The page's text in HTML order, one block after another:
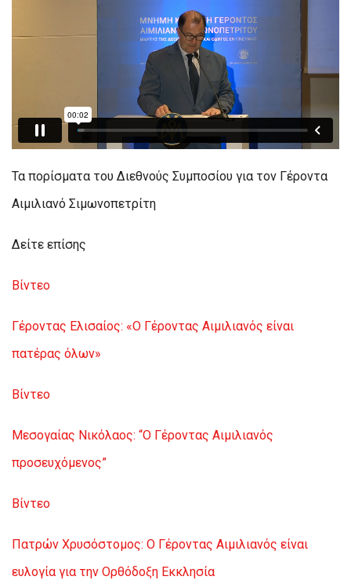
Τα πορίσματα του Διεθνούς Συμποσίου για τον Γέροντα
Αιμιλιανό Σιμωνοπετρίτη
Δείτε επίσης
Βίντεο
Γέροντας Ελισαίος: «Ο Γέροντας Αιμιλιανός είναι
πατέρας όλων»
Βίντεο
Μεσογαίας Νικόλαος: “Ο Γέροντας Αιμιλιανός
προσευχόμενος”
Βίντεο
Πατρών Χρυσόστομος: Ο Γέροντας Αιμιλιανός είναι
ευλογία για την Ορθόδοξη Εκκλησία